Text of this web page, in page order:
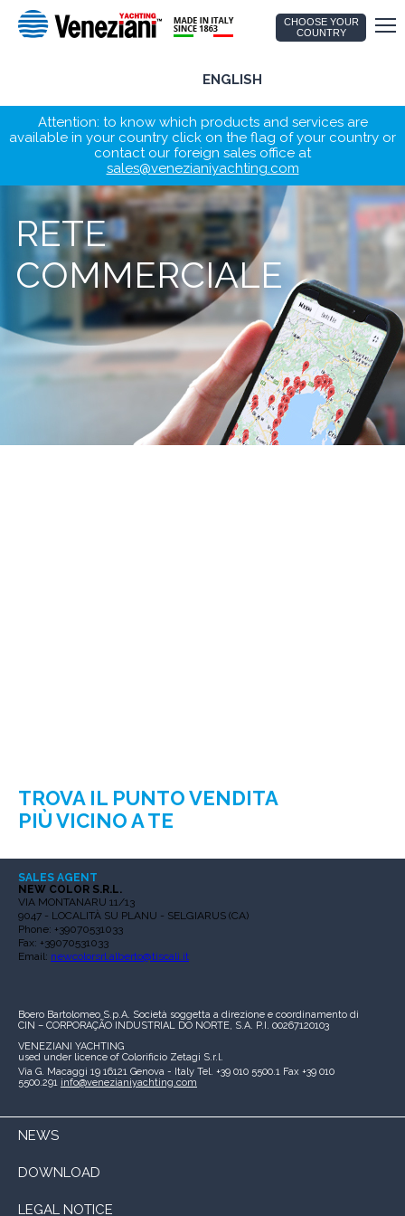
CHOOSE YOUR
COUNTRY
ENGLISH
Attention: to know which products and services are
available in your country click on the flag of your country or
contact our foreign sales office at
sales@venezianiyachting.com
RETE
COMMERCIALE
TROVA IL PUNTO VENDITA
PIÙ VICINO A TE
SALES AGENT
NEW COLOR S.R.L.
VIA MONTANARU 11/13
9047 - LOCALITÀ SU PLANU - SELGIARUS (CA)
Phone: +39070531033
Fax: +39070531033
Email: newcolorsrl.alberto@tiscali.it
Boero Bartolomeo S.p.A. Società soggetta a direzione e coordinamento di
CIN – CORPORAÇÃO INDUSTRIAL DO NORTE, S.A. P.I. 00267120103
VENEZIANI YACHTING
used under licence of Colorificio Zetagi S.r.l.
Via G. Macaggi 19 16121 Genova - Italy Tel. +39 010 5500.1 Fax +39 010
5500.291 info@venezianiyachting.com
NEWS
DOWNLOAD
LEGAL NOTICE